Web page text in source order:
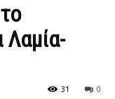
Λαμία-
0
31